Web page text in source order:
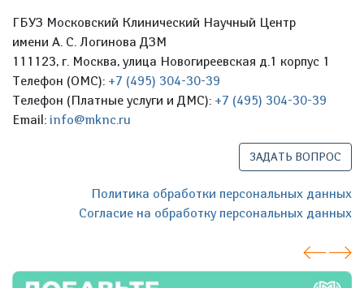
ГБУЗ Московский Клинический Научный Центр
имени А. С. Логинова ДЗМ
111123, г. Москва, улица Новогиреевская д.1 корпус 1
Телефон (ОМС): +7 (495) 304-30-39
Телефон (Платные услуги и ДМС): +7 (495) 304-30-39
Email: info@mknc.ru
ЗАДАТЬ ВОПРОС
Политика обработки персональных данных
Согласие на обработку персональных данных